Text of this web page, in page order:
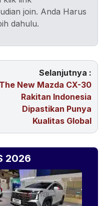
join. Anda Harus
dahulu.
Selanjutnya :
The New Mazda CX-30
Rakitan Indonesia
Dipastikan Punya
Kualitas Global
2026